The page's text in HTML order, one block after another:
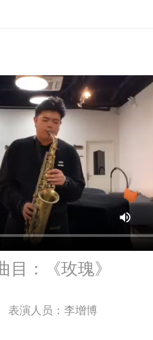
目：《玫瑰》
表演人员：李增博